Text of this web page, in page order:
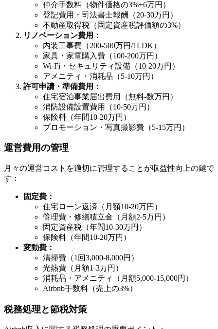
仲介手数料（物件価格の3%+6万円）
登記費用・司法書士報酬（20-30万円）
不動産取得税（固定資産税評価額の3%）
リノベーション費用：
内装工事費（200-500万円/1LDK）
家具・家電購入費（100-200万円）
Wi-Fi・セキュリティ設備（10-20万円）
アメニティ・消耗品（5-10万円）
許可申請・準備費用：
住宅宿泊事業届出費用（無料-数万円）
消防設備設置費用（10-50万円）
保険料（年間10-20万円）
プロモーション・写真撮影費（5-15万円）
運営費用の管理
月々の運営コストを適切に管理することが収益性向上の鍵で
す：
固定費：
住宅ローン返済（月額10-20万円）
管理費・修繕積立金（月額2-5万円）
固定資産税（年間10-30万円）
保険料（年間10-20万円）
変動費：
清掃費（1回3,000-8,000円）
光熱費（月額1-3万円）
消耗品・アメニティ（月額5,000-15,000円）
Airbnb手数料（売上の3%）
税務処理と節税対策